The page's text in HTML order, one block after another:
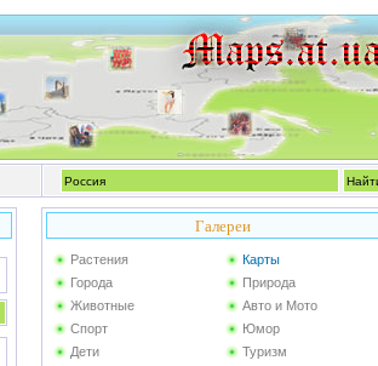
Галереи
Растения
Карты
Города
Природа
Животные
Авто и Мото
Спорт
Юмор
Дети
Туризм